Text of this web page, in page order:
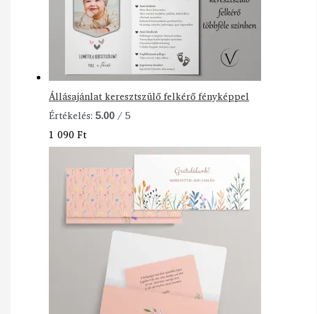
Állásajánlat keresztszülő felkérő fényképpel
Értékelés:5.00/ 5
1 090Ft